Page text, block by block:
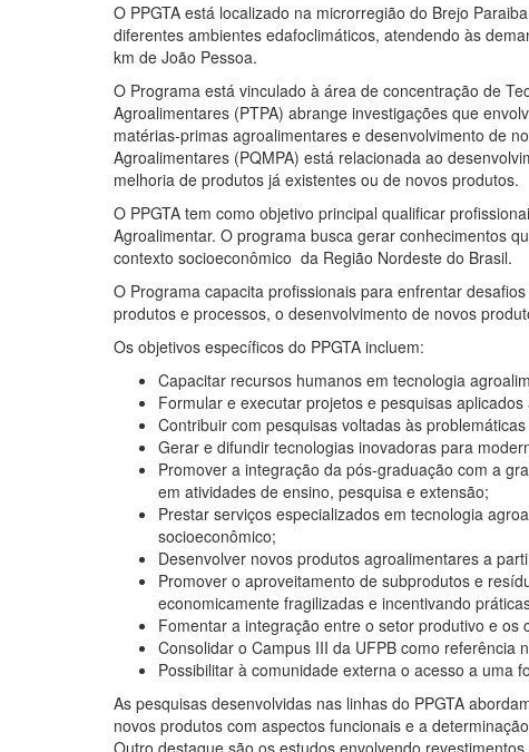
O PPGTA está localizado na microrregião do Brejo
diferentes ambientes edafoclimáticos, atendendo às
km de João Pessoa.
O Programa está vinculado à área de concentração de
Agroalimentares (PTPA) abrange investigações que
matérias-primas agroalimentares e desenvolvimento de
Agroalimentares (PQMPA) está relacionada ao
melhoria de produtos já existentes ou de novos produtos.
O PPGTA tem como objetivo principal qualificar
Agroalimentar. O programa busca gerar conhecimentos
contexto socioeconômico da Região Nordeste do Brasil.
O Programa capacita profissionais para enfrentar
produtos e processos, o desenvolvimento de novos
Os objetivos específicos do PPGTA incluem:
Capacitar recursos humanos em tecnologia
Formular e executar projetos e pesquisas
Contribuir com pesquisas voltadas às
Gerar e difundir tecnologias inovadoras para
Promover a integração da pós-graduação com a
em atividades de ensino, pesquisa e extensão;
Prestar serviços especializados em tecnologia
socioeconômico;
Desenvolver novos produtos agroalimentares a
Promover o aproveitamento de subprodutos e
economicamente fragilizadas e incentivando
Fomentar a integração entre o setor produtivo e
Consolidar o Campus III da UFPB como referência
Possibilitar à comunidade externa o acesso a uma
As pesquisas desenvolvidas nas linhas do PPGTA
novos produtos com aspectos funcionais e a